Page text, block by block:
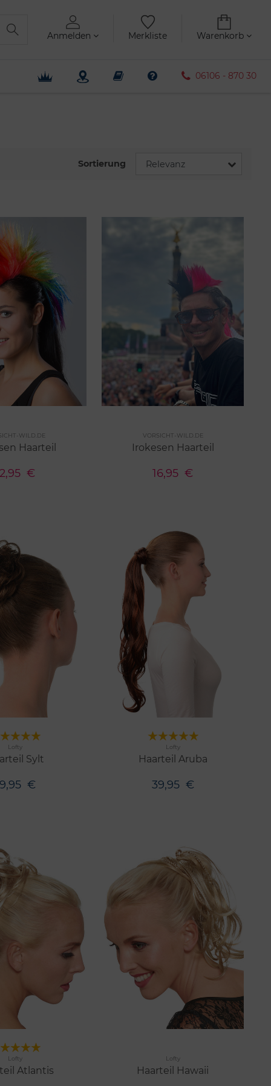
Anmelden Merkliste Warenkorb
06106 - 870 30
Sortierung
Merken
WILD.DE
Haarteil
€
8 Farben Merken
VORSICHT-WILD.DE
Irokesen Haarteil
16,95 €
Lofty
Sylt
€
Lofty
Haarteil Aruba
39,95 €
Lofty
Atlantis
Lofty
Haarteil Hawaii